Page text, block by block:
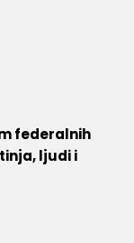
federalnih
ljudi i